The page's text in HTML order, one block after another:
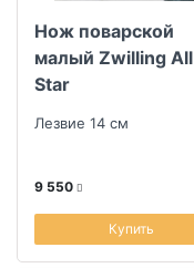
Нож поварской
малый Zwilling All
Star
Лезвие 14 см
9 550
Купить